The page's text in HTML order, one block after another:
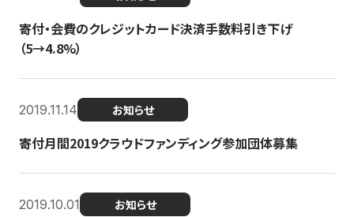
寄付・会費のクレジットカード決済手数料引き下げ
（5→4.8%）
2019.11.14 お知らせ
寄付月間2019クラウドファンディング参加団体募集
2019.10.01 お知らせ